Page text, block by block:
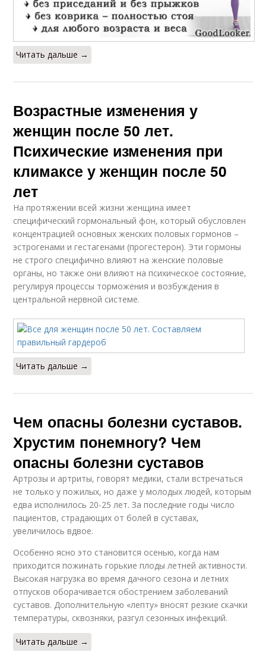
Читать дальше →
Возрастные изменения у
женщин после 50 лет.
Психические изменения при
климаксе у женщин после 50
лет
На протяжении всей жизни женщина имеет
специфический гормональный фон, который обусловлен
концентрацией основных женских половых гормонов –
эстрогенами и гестагенами (прогестерон). Эти гормоны
не строго специфично влияют на женские половые
органы, но также они влияют на психическое состояние,
регулируя процессы торможения и возбуждения в
центральной нервной системе.
Читать дальше →
Чем опасны болезни суставов.
Хрустим понемногу? Чем
опасны болезни суставов
Артрозы и артриты, говорят медики, стали встречаться
не только у пожилых, но даже у молодых людей, которым
едва исполнилось 20-25 лет. За последние годы число
пациентов, страдающих от болей в суставах,
увеличилось вдвое.
Особенно ясно это становится осенью, когда нам
приходится пожинать горькие плоды летней активности.
Высокая нагрузка во время дачного сезона и летних
отпусков оборачивается обострением заболеваний
суставов. Дополнительную «лепту» вносят резкие скачки
температуры, сквозняки, разгул сезонных инфекций.
Читать дальше →